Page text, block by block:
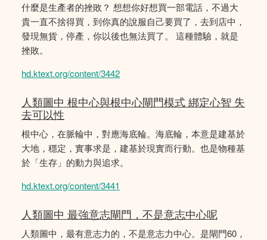
什麼是生產者的挫敗？ 想想你好想買一部電話，不過大
貴一直不捨得買，到你真的說服自己要買了，去到店中，
發現無貨，停產，你以後也無法買了。 這種體驗，就是
挫敗。
hd.ktext.org/content/3442
人類圖中 根中心與根中心閘門模式 綁定心智 失
去可以性
根中心，在脈輪中，對應海底輪。海底輪，本意是建基於
大地，穩定，實事求是，建基於現實而行動。也是物種基
於「生存」的動力與追求。
hd.ktext.org/content/3441
人類圖中 最強意志閘門，不是意志中心呢
人類圖中，最有意志力的，不是意志力中心。是閘門60，